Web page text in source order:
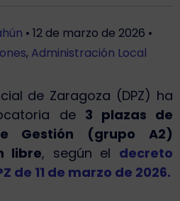
• 12 de marzo de 2026 •
, Administración Local
de Zaragoza (DPZ) ha
de 3 plazas de
Gestión (grupo A2)
libre, según el decreto
de 11 de marzo de 2026.